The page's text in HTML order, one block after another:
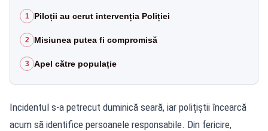
1 Piloții au cerut intervenția Poliției
2 Misiunea putea fi compromisă
3 Apel către populație
Incidentul s-a petrecut duminică seară, iar polițiștii încearcă
acum să identifice persoanele responsabile. Din fericire,